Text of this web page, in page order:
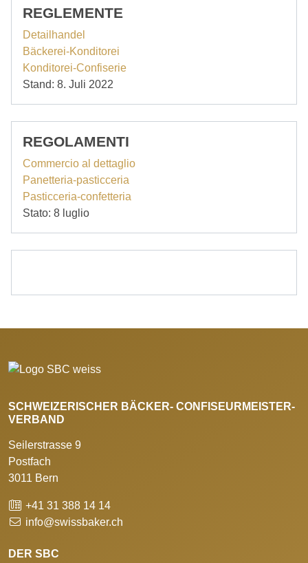
REGLEMENTE
Detailhandel
Bäckerei-Konditorei
Konditorei-Confiserie
Stand: 8. Juli 2022
REGOLAMENTI
Commercio al dettaglio
Panetteria-pasticceria
Pasticceria-confetteria
Stato: 8 luglio
SCHWEIZERISCHER BÄCKER- CONFISEURMEISTER-
VERBAND
Seilerstrasse 9
Postfach
3011 Bern
+41 31 388 14 14
info@swissbaker.ch
DER SBC